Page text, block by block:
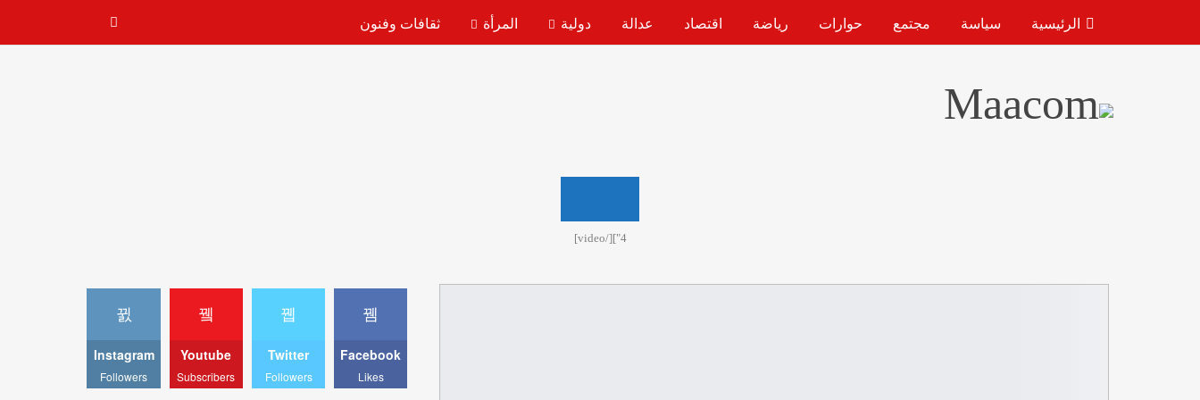
الرئيسية سياسة مجتمع حوارات رياضة اقتصاد عدالة دولية المرأة ثقافات وفنون
4"][/video]
Facebook
Likes
Twitter
Followers
Youtube
Subscribers
Instagram
Followers